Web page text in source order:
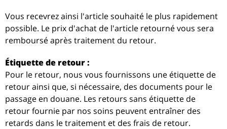
Vous recevrez ainsi l'article souhaité le plus rapidement
possible. Le prix d'achat de l'article retourné vous sera
remboursé après traitement du retour.
Étiquette de retour :
Pour le retour, nous vous fournissons une étiquette de
retour ainsi que, si nécessaire, des documents pour le
passage en douane. Les retours sans étiquette de
retour fournie par nos soins peuvent entraîner des
retards dans le traitement et des frais de retour.